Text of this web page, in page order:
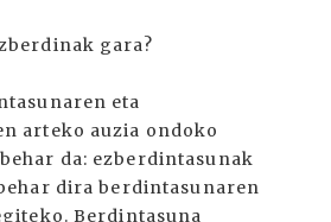
gara?
eta
arteko auzia ondoko
da: ezberdintasunak
dira berdintasunaren
Berdintasuna